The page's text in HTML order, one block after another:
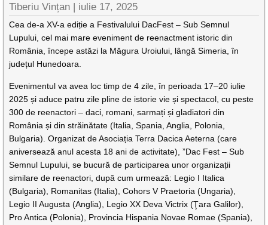
Tiberiu Vințan | iulie 17, 2025
Cea de-a XV-a ediție a Festivalului DacFest – Sub Semnul
Lupului, cel mai mare eveniment de reenactment istoric din
România, începe astăzi la Măgura Uroiului, lângă Simeria, în
județul Hunedoara.
Evenimentul va avea loc timp de 4 zile, în perioada 17–20 iulie
2025 și aduce patru zile pline de istorie vie și spectacol, cu peste
300 de reenactori – daci, romani, sarmați și gladiatori din
România și din străinătate (Italia, Spania, Anglia, Polonia,
Bulgaria). Organizat de Asociația Terra Dacica Aeterna (care
aniversează anul acesta 18 ani de activitate), ”Dac Fest – Sub
Semnul Lupului, se bucură de participarea unor organizații
similare de reenactori, după cum urmează: Legio I Italica
(Bulgaria), Romanitas (Italia), Cohors V Praetoria (Ungaria),
Legio II Augusta (Anglia), Legio XX Deva Victrix (Ţara Galilor),
Pro Antica (Polonia), Provincia Hispania Novae Romae (Spania),